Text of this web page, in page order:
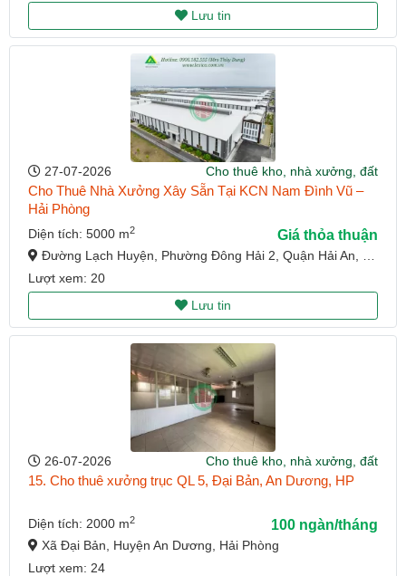
Lưu tin
27-07-2026 Cho thuê kho, nhà xưởng, đất
Cho Thuê Nhà Xưởng Xây Sẵn Tại KCN Nam Đình Vũ –
Hải Phòng
Diện tích: 5000 m2 Giá thỏa thuận
Đường Lạch Huyện, Phường Đông Hải 2, Quận Hải An, Hải Phòng
Lượt xem: 20
Lưu tin
26-07-2026 Cho thuê kho, nhà xưởng, đất
15. Cho thuê xưởng trục QL 5, Đại Bản, An Dương, HP
Diện tích: 2000 m2 100 ngàn/tháng
Xã Đại Bản, Huyện An Dương, Hải Phòng
Lượt xem: 24